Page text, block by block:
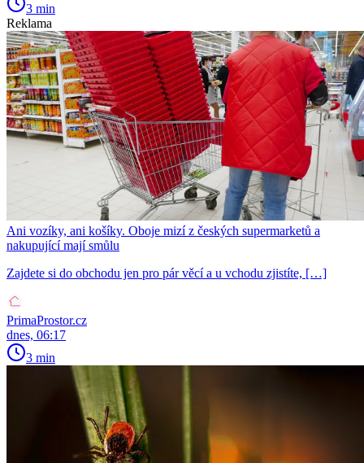
3 min
Reklama
Ani vozíky, ani košíky. Oboje mizí z českých supermarketů a
nakupující mají smůlu
Zajdete si do obchodu jen pro pár věcí a u vchodu zjistíte, […]
PrimaProstor.cz
dnes, 06:17
3 min